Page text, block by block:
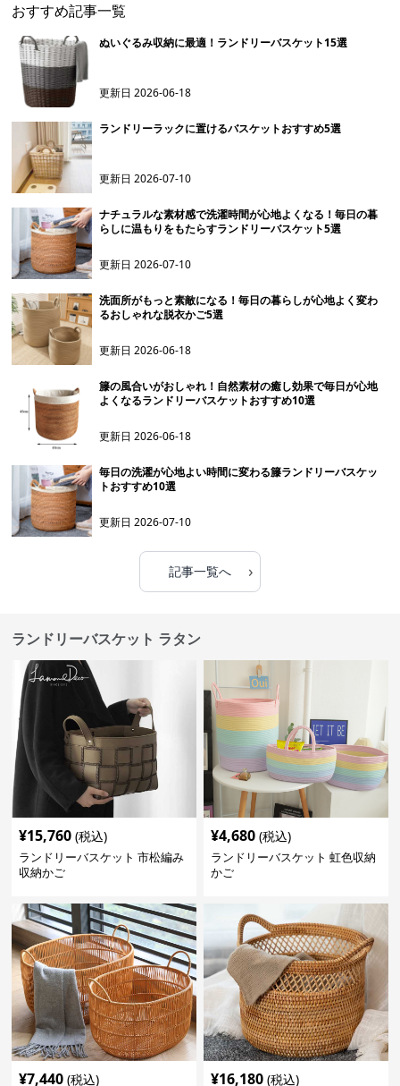
おすすめ記事一覧
ぬいぐるみ収納に最適！ランドリーバスケット15選
更新日2026-06-18
ランドリーラックに置けるバスケットおすすめ5選
更新日2026-07-10
ナチュラルな素材感で洗濯時間が心地よくなる！毎日の暮
らしに温もりをもたらすランドリーバスケット5選
更新日2026-07-10
洗面所がもっと素敵になる！毎日の暮らしが心地よく変わ
るおしゃれな脱衣かご5選
更新日2026-06-18
籐の風合いがおしゃれ！自然素材の癒し効果で毎日が心地
よくなるランドリーバスケットおすすめ10選
更新日2026-06-18
毎日の洗濯が心地よい時間に変わる籐ランドリーバスケッ
トおすすめ10選
更新日2026-07-10
記事一覧へ ›
ランドリーバスケット ラタン
¥15,760 (税込)
ランドリーバスケット 市松編み
収納かご
¥4,680 (税込)
ランドリーバスケット 虹色収納
かご
¥7,440 (税込) ¥16,180 (税込)